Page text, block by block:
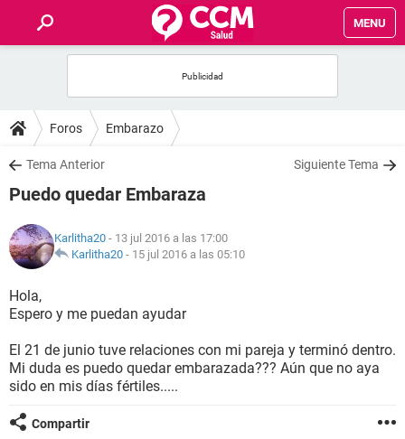
MENU
FOROS
SALUD
NUTRICIÓN
BIENESTAR
SEXUALIDAD
GLOSARIO
Foros Embarazo
Tema Anterior Siguiente Tema
Puedo quedar Embaraza
Karlitha20 - 13 jul 2016 a las 17:00
Karlitha20 - 15 jul 2016 a las 05:10
Hola,
Espero y me puedan ayudar
El 21 de junio tuve relaciones con mi pareja y terminó dentro.
Mi duda es puedo quedar embarazada??? Aún que no aya
sido en mis días fértiles.....
Compartir